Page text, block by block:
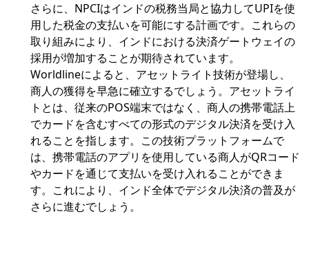
さらに、NPCIはインドの税務当局と協力してUPIを使
用した税金の支払いを可能にする計画です。これらの
取り組みにより、インドにおける決済ゲートウェイの
採用が増加することが期待されています。
Worldlineによると、アセットライト技術が登場し、
商人の獲得を早急に確立するでしょう。アセットライ
トとは、従来のPOS端末ではなく、商人の携帯電話上
でカードを含むすべての形式のデジタル決済を受け入
れることを指します。この技術プラットフォームで
は、携帯電話のアプリを使用している商人がQRコード
やカードを通じて支払いを受け入れることができま
す。これにより、インド全体でデジタル決済の普及が
さらに進むでしょう。